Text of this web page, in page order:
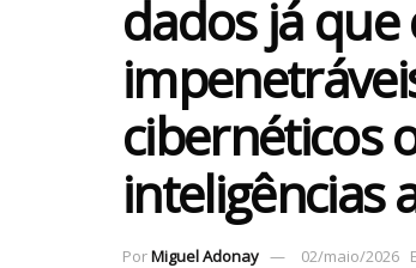
dados já
cibernéticos
inteligências
PorMiguel Adonay 02/maio/2026